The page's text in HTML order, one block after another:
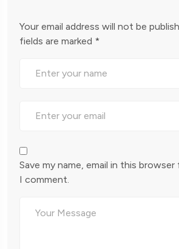
Your email address will not be
fields are marked *
Save my name, email in this
I comment.